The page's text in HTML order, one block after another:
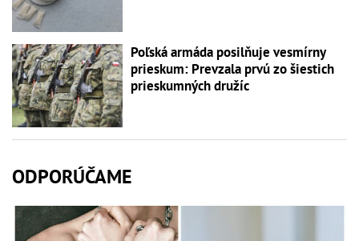
Poľská armáda posilňuje vesmírny
prieskum: Prevzala prvú zo šiestich
prieskumných družíc
ODPORÚČAME